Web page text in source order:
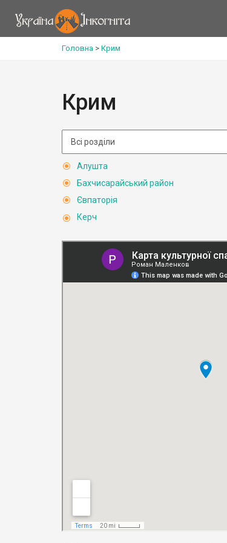
Головна > Крим
Крим
Алушта
Бахчисарайський район
Євпаторія
Керч